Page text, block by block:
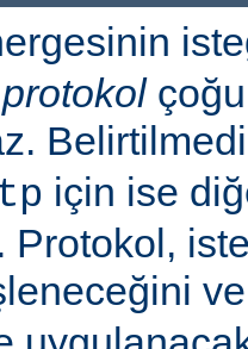
protokolçoğu
için ise
Protokol,